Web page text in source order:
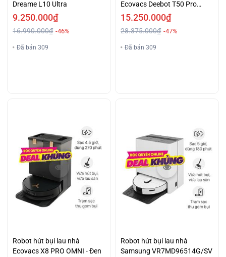
Dreame L10 Ultra
9.250.000₫
16.990.000₫ -46%
Đã bán 309
Ecovacs Deebot T50 Pro
OMNI - Trắng
15.250.000₫
28.375.000₫ -47%
Đã bán 309
Robot hút bụi lau nhà
Ecovacs X8 PRO OMNI - Đen
Robot hút bụi lau nhà
Samsung VR7MD96514G/SV